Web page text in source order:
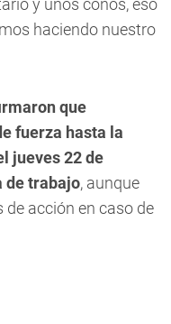
y unos conos, eso
haciendo nuestro
que
fuerza hasta la
jueves 22 de
de trabajo, aunque
acción en caso de